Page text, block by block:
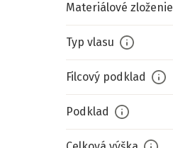
Materiálové zloženie
Typ vlasu
Filcový podklad
Podklad